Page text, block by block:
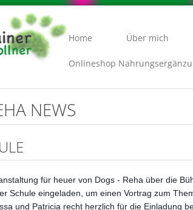
Home Über mich
Onlineshop
NEWS
für heuer von Dogs - Reha über die
Schule eingeladen, um einen Vortrag zum
und Patricia recht herzlich für die Einladung